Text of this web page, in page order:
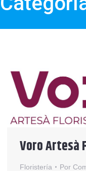
Voro Artesà
Floristería Por